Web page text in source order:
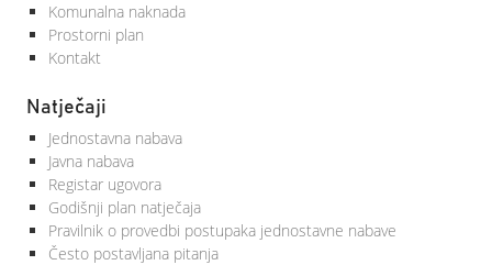
Komunalna naknada
Prostorni plan
Kontakt
Natječaji
Jednostavna nabava
Javna nabava
Registar ugovora
Godišnji plan natječaja
Pravilnik o provedbi postupaka jednostavne nabave
Često postavljana pitanja